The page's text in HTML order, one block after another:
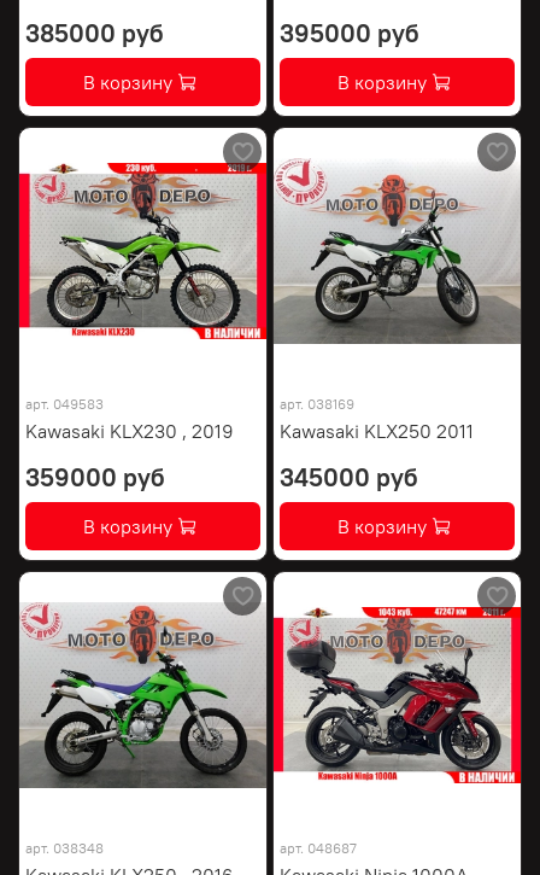
385000 руб
В корзину
395000 руб
В корзину
арт. 049583
Kawasaki KLX230 , 2019
359000 руб
В корзину
арт. 038169
Kawasaki KLX250 2011
345000 руб
В корзину
арт. 038348 арт. 048687